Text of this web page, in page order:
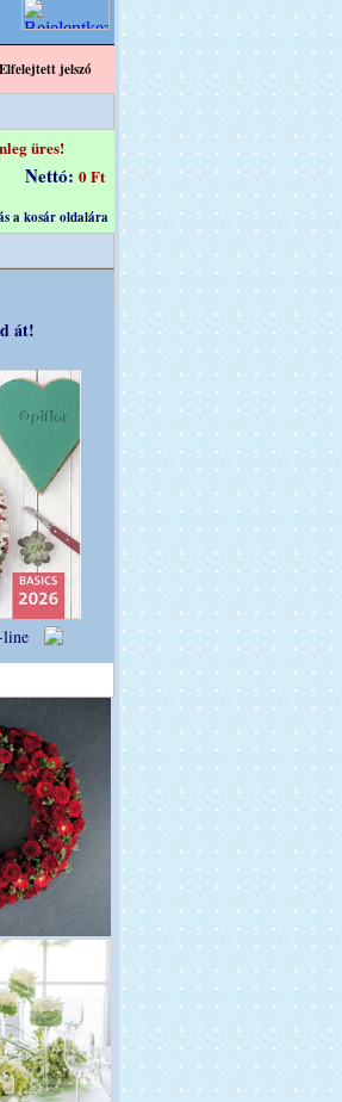
Elfelejtett jelszó
üres!
Nettó: 0 Ft
a kosár oldalára
át!
line